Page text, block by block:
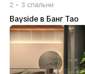
2 3 спальни
Bayside в Банг Тао